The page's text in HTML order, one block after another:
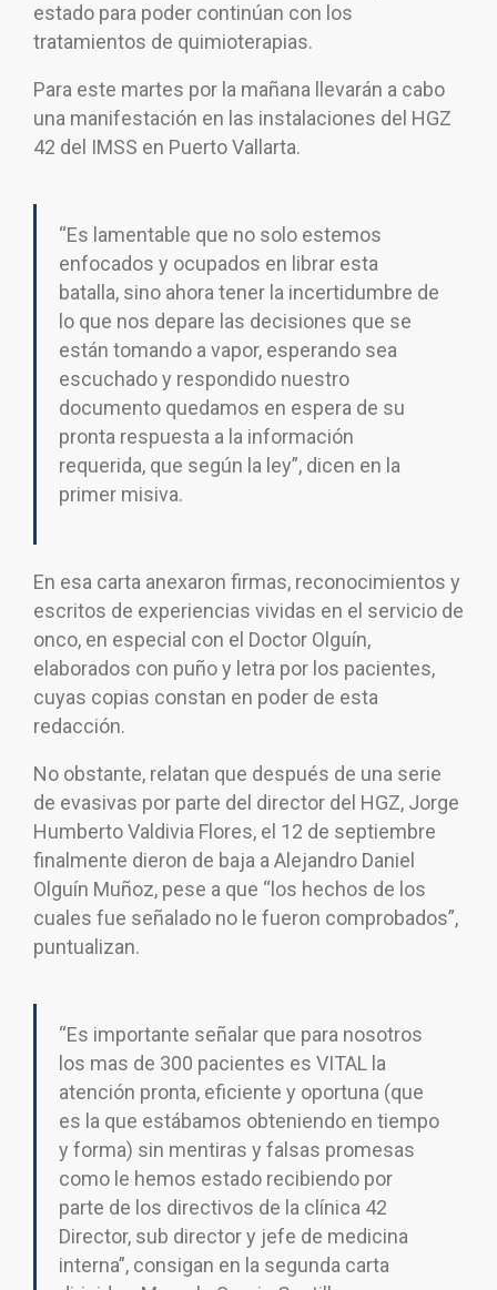
estado para poder continúan con los
tratamientos de quimioterapias.
Para este martes por la mañana llevarán a cabo
una manifestación en las instalaciones del HGZ
42 del IMSS en Puerto Vallarta.
“Es lamentable que no solo estemos
enfocados y ocupados en librar esta
batalla, sino ahora tener la incertidumbre de
lo que nos depare las decisiones que se
están tomando a vapor, esperando sea
escuchado y respondido nuestro
documento quedamos en espera de su
pronta respuesta a la información
requerida, que según la ley”, dicen en la
primer misiva.
En esa carta anexaron firmas, reconocimientos y
escritos de experiencias vividas en el servicio de
onco, en especial con el Doctor Olguín,
elaborados con puño y letra por los pacientes,
cuyas copias constan en poder de esta
redacción.
No obstante, relatan que después de una serie
de evasivas por parte del director del HGZ, Jorge
Humberto Valdivia Flores, el 12 de septiembre
finalmente dieron de baja a Alejandro Daniel
Olguín Muñoz, pese a que “los hechos de los
cuales fue señalado no le fueron comprobados”,
puntualizan.
“Es importante señalar que para nosotros
los mas de 300 pacientes es VITAL la
atención pronta, eficiente y oportuna (que
es la que estábamos obteniendo en tiempo
y forma) sin mentiras y falsas promesas
como le hemos estado recibiendo por
parte de los directivos de la clínica 42
Director, sub director y jefe de medicina
interna”, consigan en la segunda carta